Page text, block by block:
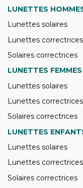
LUNETTES
Lunettes solaires
Lunettes correctrices
Solaires correctrices
LUNETTES FEMMES
Lunettes solaires
Lunettes correctrices
Solaires correctrices
LUNETTES
Lunettes solaires
Lunettes correctrices
Solaires correctrices